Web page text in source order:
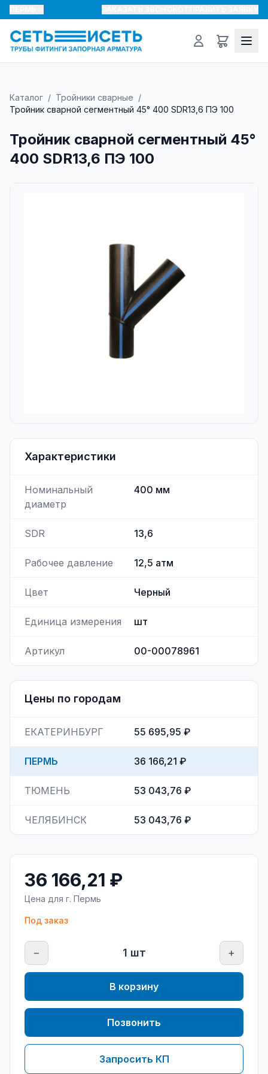
Каталог / Тройники сварные /
Тройник сварной сегментный 45° 400 SDR13,6 ПЭ 100
Тройник сварной сегментный 45°
400 SDR13,6 ПЭ 100
Характеристики
Номинальный
диаметр
400 мм
SDR 13,6
Рабочее давление 12,5 атм
Цвет Черный
Единица измерения шт
Артикул 00-00078961
Цены по городам
ЕКАТЕРИНБУРГ 55 695,95 ₽
ПЕРМЬ 36 166,21 ₽
ТЮМЕНЬ 53 043,76 ₽
ЧЕЛЯБИНСК 53 043,76 ₽
36 166,21 ₽
Цена для г. Пермь
Под заказ
− 1 шт +
В корзину
Позвонить
Запросить КП